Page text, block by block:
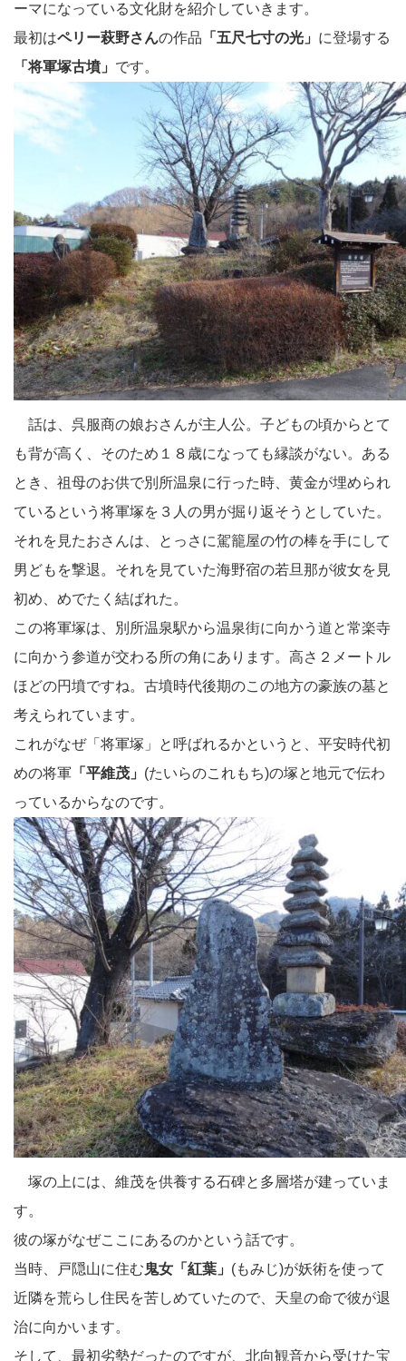
ーマになっている文化財を紹介していきます。
最初はペリー萩野さんの作品 「五尺七寸の光」 に登場する
「将軍塚古墳」 です。
話は、呉服商の娘おさんが主人公。子どもの頃からとて
も背が高く、そのため１８歳になっても縁談がない。ある
とき、祖母のお供で別所温泉に行った時、黄金が埋められ
ているという将軍塚を３人の男が掘り返そうとしていた。
それを見たおさんは、とっさに駕籠屋の竹の棒を手にして
男どもを撃退。それを見ていた海野宿の若旦那が彼女を見
初め、めでたく結ばれた。
この将軍塚は、別所温泉駅から温泉街に向かう道と常楽寺
に向かう参道が交わる所の角にあります。高さ２メートル
ほどの円墳ですね。古墳時代後期のこの地方の豪族の墓と
考えられています。
これがなぜ「将軍塚」と呼ばれるかというと、平安時代初
めの将軍 「平維茂」 (たいらのこれもち)の塚と地元で伝わ
っているからなのです。
塚の上には、維茂を供養する石碑と多層塔が建っていま
す。
彼の塚がなぜここにあるのかという話です。
当時、戸隠山に住む鬼女「紅葉」 (もみじ)が妖術を使って
近隣を荒らし住民を苦しめていたので、天皇の命で彼が退
治に向かいます。
そして、最初劣勢だったのですが、北向観音から受けた宝